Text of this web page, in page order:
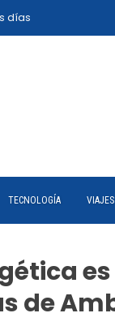
días
TECNOLOGÍA VIAJES
de